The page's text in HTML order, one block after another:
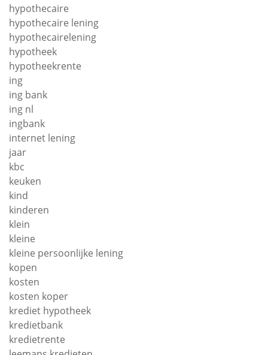
hypothecaire
hypothecaire lening
hypothecairelening
hypotheek
hypotheekrente
ing
ing bank
ing nl
ingbank
internet lening
jaar
kbc
keuken
kind
kinderen
klein
kleine
kleine persoonlijke lening
kopen
kosten
kosten koper
krediet hypotheek
kredietbank
kredietrente